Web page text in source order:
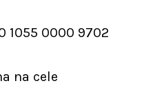
1055 0000 9702
na cele